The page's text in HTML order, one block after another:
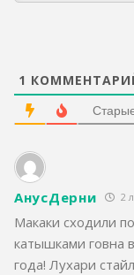
1
АнусДерни 2
Макаки сходили
катышками говна
года! Лухари